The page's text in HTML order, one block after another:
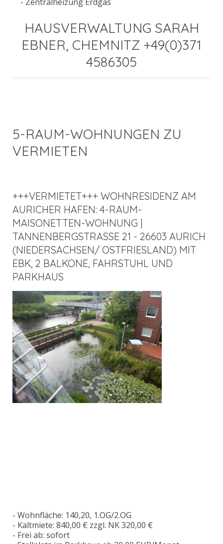
HAUSVERWALTUNG SARAH
EBNER, CHEMNITZ +49(0)371
4586305
5-RAUM-WOHNUNGEN ZU
VERMIETEN
+++VERMIETET+++ WOHNRESIDENZ AM
AURICHER HAFEN: 4-RAUM-
MAISONETTEN-WOHNUNG |
TANNENBERGSTRASSE 21 - 26603 AURICH (
NIEDERSACHSEN/ OSTFRIESLAND) MIT E
BK, 2 BALKONE, FAHRSTUHL UND P
ARKHAUS
- Wohnfläche: 140,20, 1.OG/2.OG
- Kaltmiete: 840,00 € zzgl. NK 320,00 €
- Frei ab: sofort